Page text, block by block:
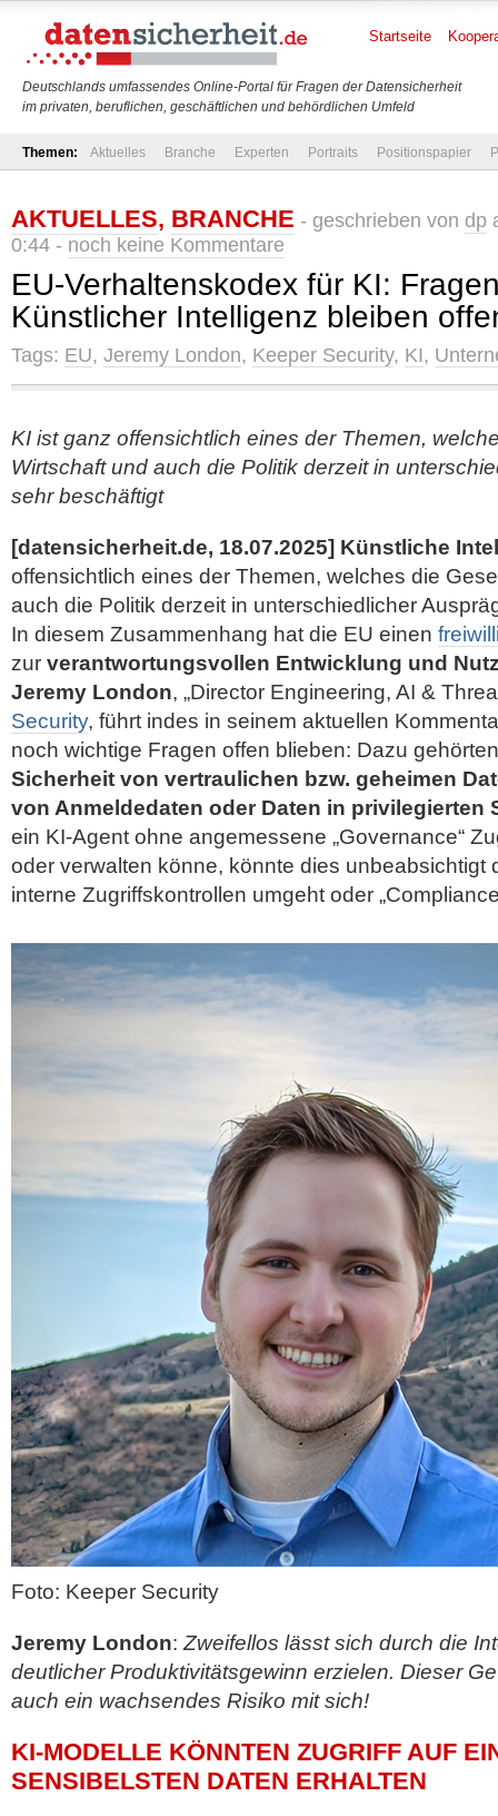
Deutschlands umfassendes Online-Portal für Fragen der Datensicherheit
im privaten, beruflichen, geschäftlichen und behördlichen Umfeld
Startseite
Themen: Aktuelles Branche Experten Portraits Positionspapier
AKTUELLES, BRANCHE - geschrieben von dp
0:44 - noch keine Kommentare
EU-Verhaltenskodex für KI:
Künstlicher Intelligenz bleiben
Tags: EU, Jeremy London, Keeper Security, KI,
KI ist ganz offensichtlich eines der Themen,
Wirtschaft und auch die Politik derzeit in
sehr beschäftigt
[datensicherheit.de, 18.07.2025] Künstliche
offensichtlich eines der Themen, welches die
auch die Politik derzeit in unterschiedlicher
In diesem Zusammenhang hat die EU einen
zur verantwortungsvollen Entwicklung und
Jeremy London, „Director Engineering, AI &
Security, führt indes in seinem aktuellen
noch wichtige Fragen offen blieben: Dazu
Sicherheit von vertraulichen bzw. geheimen
von Anmeldedaten oder Daten in privilegierten
ein KI-Agent ohne angemessene „Governance“
oder verwalten könne, könnte dies unbeabsichtigt
interne Zugriffskontrollen umgeht oder
Foto: Keeper Security
Jeremy London: Zweifellos lässt sich durch die
deutlicher Produktivitätsgewinn erzielen. Dieser
auch ein wachsendes Risiko mit sich!
KI-MODELLE KÖNNTEN ZUGRIFF AUF
SENSIBELSTEN DATEN ERHALTEN